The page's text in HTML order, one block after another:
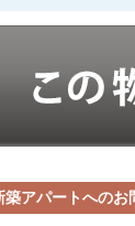
築アパートへのお